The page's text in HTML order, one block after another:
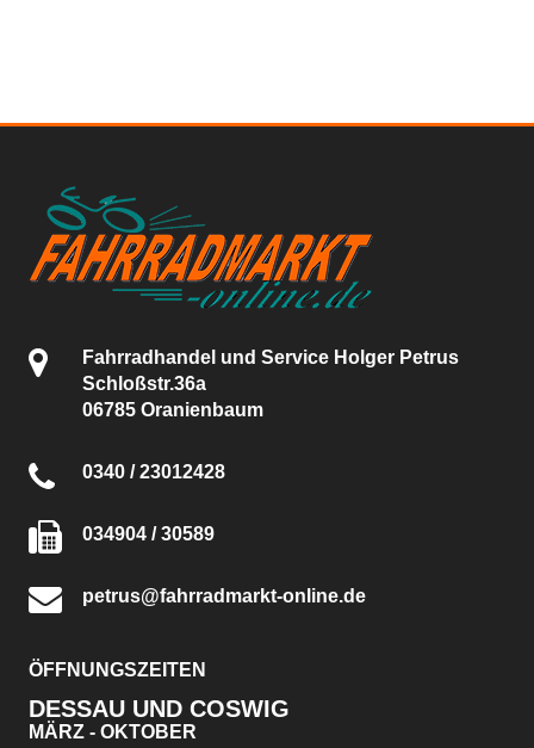
Fahrradhandel und Service Holger Petrus
Schloßstr.36a
06785 Oranienbaum
0340 / 23012428
034904 / 30589
petrus@fahrradmarkt-online.de
ÖFFNUNGSZEITEN
DESSAU UND COSWIG
MÄRZ - OKTOBER